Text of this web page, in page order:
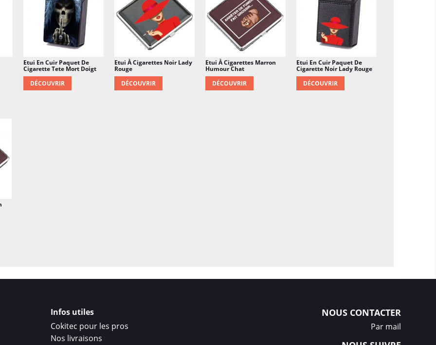
Etui En Cuir Paquet De
Cigarette Tete Mort Doigt
DÉCOUVRIR
Etui À Cigarettes Noir Lady
Rouge
DÉCOUVRIR
Etui À Cigarettes Marron
Humour Chat
DÉCOUVRIR
Etui En Cuir Paquet De
Cigarette Noir Lady Rouge
DÉCOUVRIR
Infos utiles
Cokitec pour les pros
Nos livraisons
NOUS CONTACTER
Par mail